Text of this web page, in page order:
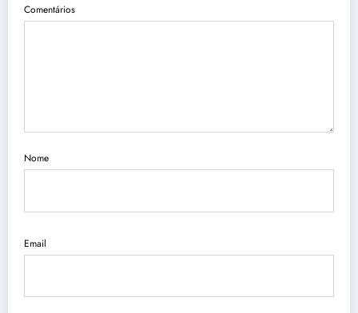
Comentários
Nome
Email